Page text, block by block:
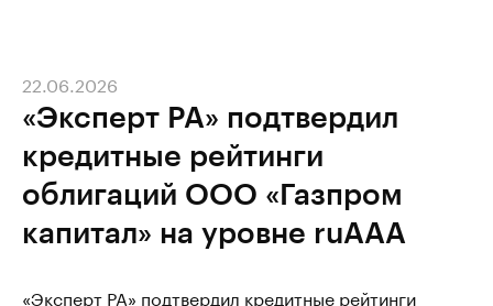
«Эксперт РА» подтвердил
кредитные рейтинги
облигаций ООО «Газпром
капитал» на уровне ruAAA
22.06.2026
«Эксперт РА» подтвердил кредитные рейтинги